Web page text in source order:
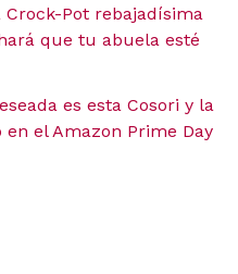
Pot rebajadísima
que tu abuela esté
es esta Cosori y la
el Amazon Prime Day